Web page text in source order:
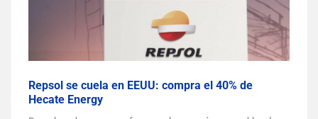
Repsol se cuela en EEUU: compra el 40% de
Hecate Energy